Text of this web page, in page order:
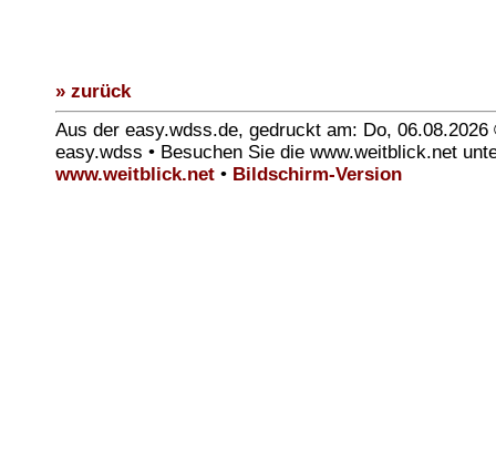
» zurück
Aus der easy.wdss.de, gedruckt am: Do, 06.08.2026
easy.wdss • Besuchen Sie die www.weitblick.net
www.weitblick.net • Bildschirm-Version